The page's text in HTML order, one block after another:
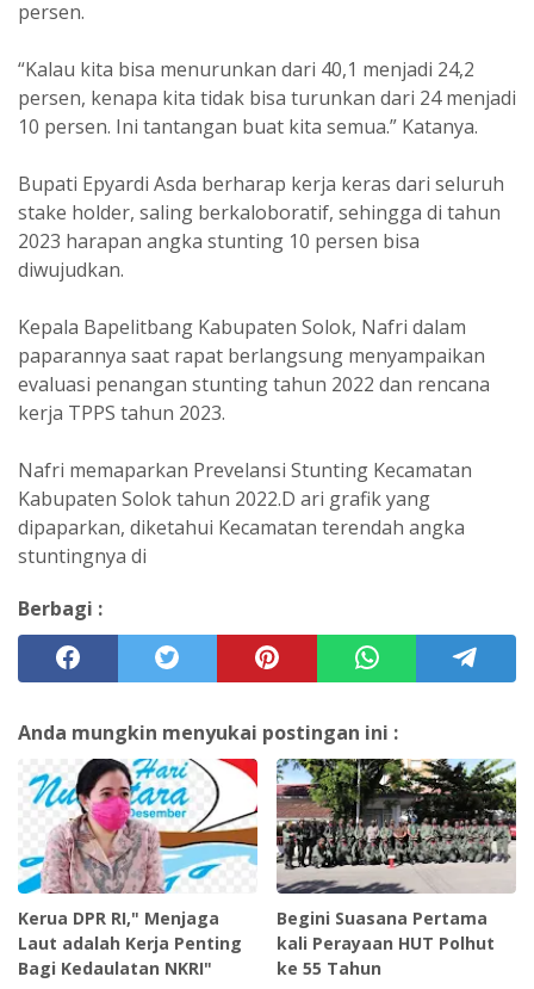
persen.
“Kalau kita bisa menurunkan dari 40,1 menjadi 24,2
persen, kenapa kita tidak bisa turunkan dari 24 menjadi
10 persen. Ini tantangan buat kita semua.” Katanya.
Bupati Epyardi Asda berharap kerja keras dari seluruh
stake holder, saling berkaloboratif, sehingga di tahun
2023 harapan angka stunting 10 persen bisa
diwujudkan.
Kepala Bapelitbang Kabupaten Solok, Nafri dalam
paparannya saat rapat berlangsung menyampaikan
evaluasi penangan stunting tahun 2022 dan rencana
kerja TPPS tahun 2023.
Nafri memaparkan Prevelansi Stunting Kecamatan
Kabupaten Solok tahun 2022.D ari grafik yang
dipaparkan, diketahui Kecamatan terendah angka
stuntingnya di
Berbagi :
Anda mungkin menyukai postingan ini :
Kerua DPR RI," Menjaga
Laut adalah Kerja Penting
Bagi Kedaulatan NKRI"
Begini Suasana Pertama
kali Perayaan HUT Polhut
ke 55 Tahun